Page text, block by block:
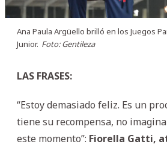
Ana Paula Argüello brilló en los Juegos
Junior. Foto: Gentileza
LAS FRASES:
“Estoy demasiado feliz. Es un
tiene su recompensa, no
este momento”: Fiorella Gatti,